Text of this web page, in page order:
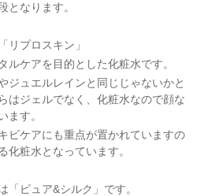
となります。
リプロスキン」
ルケアを目的とした化粧水です。
ジュエルレインと同じじゃないかと
はジェルでなく、化粧水なので顔な
ます。
ビケアにも重点が置かれていますの
化粧水となっています。
「ピュア&シルク」です。